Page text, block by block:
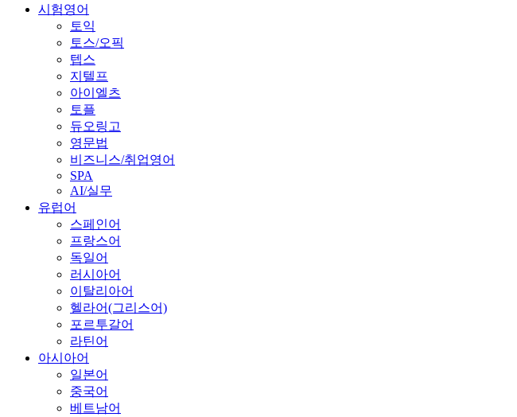
시험영어
토익
토스/오픽
텝스
지텔프
아이엘츠
토플
듀오링고
영문법
비즈니스/취업영어
SPA
AI/실무
유럽어
스페인어
프랑스어
독일어
러시아어
이탈리아어
헬라어(그리스어)
포르투갈어
라틴어
아시아어
일본어
중국어
베트남어